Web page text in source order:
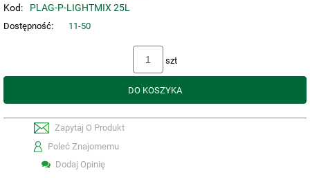
Kod: PLAG-P-LIGHTMIX 25L
Dostępność: 11-50
szt
DO KOSZYKA
Zapytaj O Produkt
Poleć Znajomemu
Dodaj Opinię